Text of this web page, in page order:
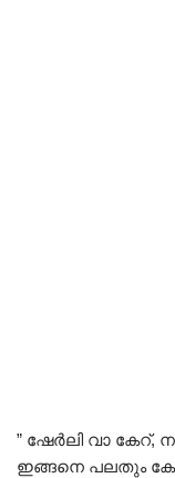
” ഷേർലി വാ കേറ്,
ഇങ്ങനെ പലതും